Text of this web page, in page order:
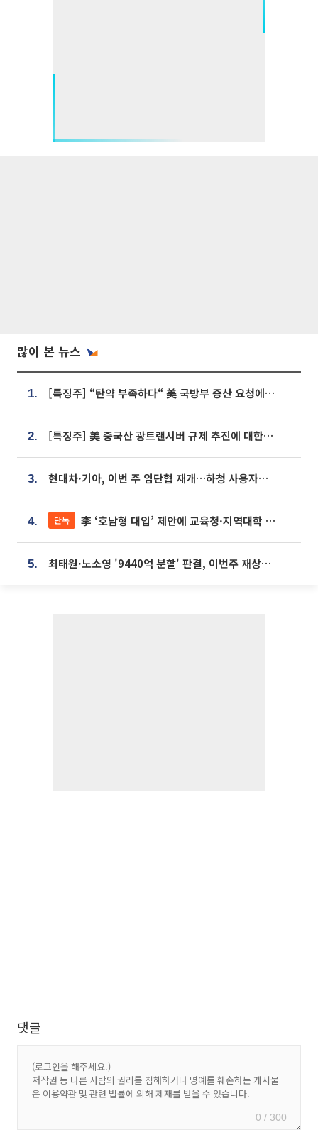
많이 본 뉴스
1. [특징주] “탄약 부족하다“ 美 국방부 증산 요청에⋯국내 방산주 급등세
2. [특징주] 美 중국산 광트랜시버 규제 추진에 대한광통신 등 광통신株 강세
3. 현대차·기아, 이번 주 임단협 재개…하청 사용자성 재심도 ‘변수’
4. 단독 李 ‘호남형 대입’ 제안에 교육청·지역대학 서·논술형 입시 연계 '착수'
5. 최태원·노소영 '9440억 분할' 판결, 이번주 재상고 여부 주목
댓글
0 / 300